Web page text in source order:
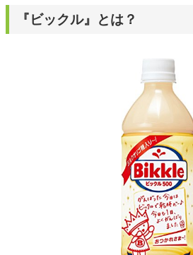
『ビックル』とは？